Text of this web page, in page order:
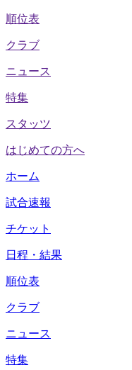
順位表
クラブ
ニュース
特集
スタッツ
はじめての方へ
ホーム
試合速報
チケット
日程・結果
順位表
クラブ
ニュース
特集